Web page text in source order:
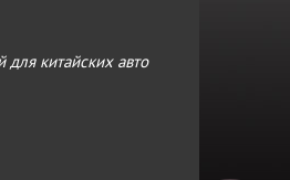
для китайских авто